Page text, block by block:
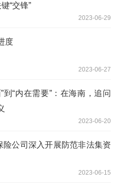
“交锋”
2023-06-29
度
2023-06-27
到“内在需要”：在海南，追问
2023-06-20
险公司深入开展防范非法集资
2023-06-15